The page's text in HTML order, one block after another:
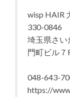
wisp HAIR
330-0846
埼玉県さい
門町ビル７
048-643-
https://